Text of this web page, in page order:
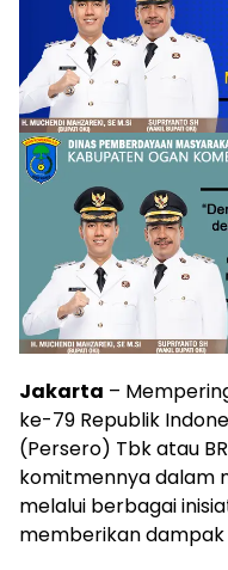
Jakarta –
ke-79 Republik
(Persero) Tbk atau
komitmennya dalam
melalui berbagai
memberikan